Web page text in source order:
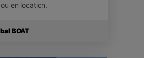
en location.
BOAT